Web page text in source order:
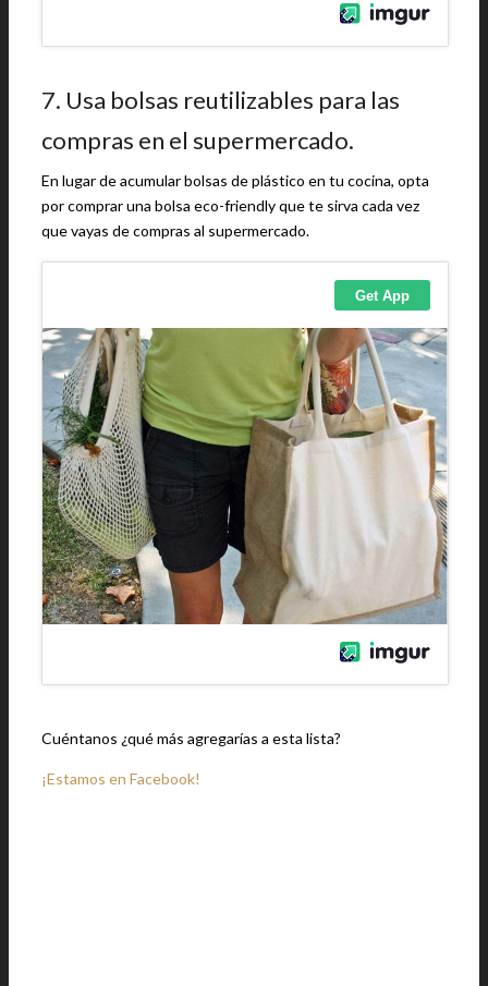
7. Usa bolsas reutilizables para las
compras en el supermercado.
En lugar de acumular bolsas de plástico en tu cocina, opta
por comprar una bolsa eco-friendly que te sirva cada vez
que vayas de compras al supermercado.
Cuéntanos ¿qué más agregarías a esta lista?
¡Estamos en Facebook!